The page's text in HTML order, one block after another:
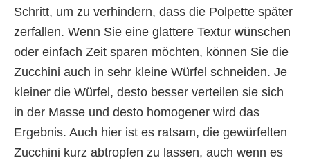
Schritt, um zu verhindern, dass die Polpette später
zerfallen. Wenn Sie eine glattere Textur wünschen
oder einfach Zeit sparen möchten, können Sie die
Zucchini auch in sehr kleine Würfel schneiden. Je
kleiner die Würfel, desto besser verteilen sie sich
in der Masse und desto homogener wird das
Ergebnis. Auch hier ist es ratsam, die gewürfelten
Zucchini kurz abtropfen zu lassen, auch wenn es